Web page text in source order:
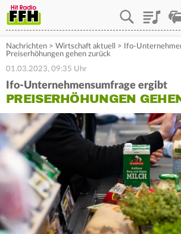
Playlist
Nachrichten > Wirtschaft aktuell >
Ifo-
Preiserhöhungen gehen zurück
01.03.2023, 09:35 Uhr
Ifo-Unternehmensumfrage ergibt
PREISERHÖHUNGEN